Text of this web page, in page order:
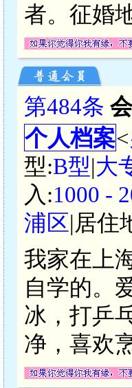
者。征婚
第484条
个人档案<
型:B型|大
入:1000 -
浦区|居住
我家在上
自学的。
冰，打乒
净，喜欢